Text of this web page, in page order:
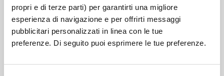
propri e di terze parti) per garantirti una migliore
esperienza di navigazione e per offrirti messaggi
pubblicitari personalizzati in linea con le tue
preferenze. Di seguito puoi esprimere le tue preferenze.
Link correlati